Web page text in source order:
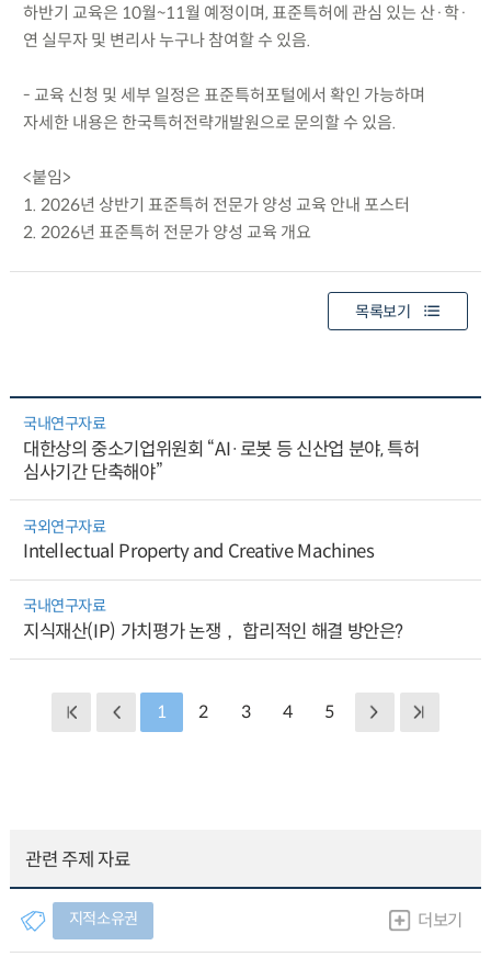
하반기 교육은 10월~11월 예정이며, 표준특허에 관심 있는 산·학·
연 실무자 및 변리사 누구나 참여할 수 있음.
- 교육 신청 및 세부 일정은 표준특허포털에서 확인 가능하며
자세한 내용은 한국특허전략개발원으로 문의할 수 있음.
<붙임>
1. 2026년 상반기 표준특허 전문가 양성 교육 안내 포스터
2. 2026년 표준특허 전문가 양성 교육 개요
목록보기
국내연구자료
대한상의 중소기업위원회 “AI·로봇 등 신산업 분야, 특허
심사기간 단축해야”
국외연구자료
Intellectual Property and Creative Machines
국내연구자료
지식재산(IP) 가치평가 논쟁， 합리적인 해결 방안은?
1 2 3 4 5
관련 주제 자료
지적소유권 더보기